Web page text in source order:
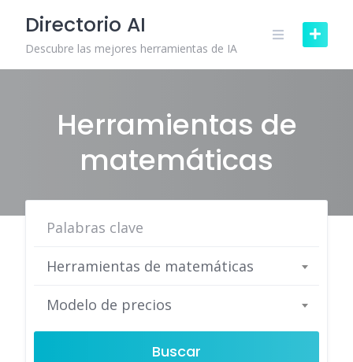
content
Directorio AI
Descubre las mejores herramientas de IA
Herramientas de
matemáticas
Herramientas de matemáticas
Modelo de precios
Buscar